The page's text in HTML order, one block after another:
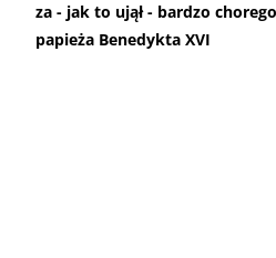
za - jak to ujął - bardzo
papieża Benedykta XVI